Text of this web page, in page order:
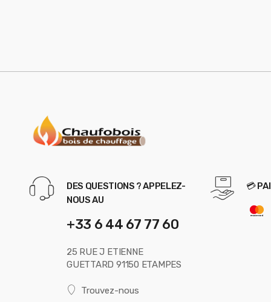
DES QUESTIONS ? APPELEZ-
NOUS AU
+33 6 44 67 77 60
25 RUE J ETIENNE
GUETTARD 91150 ETAMPES
Trouvez-nous
💳